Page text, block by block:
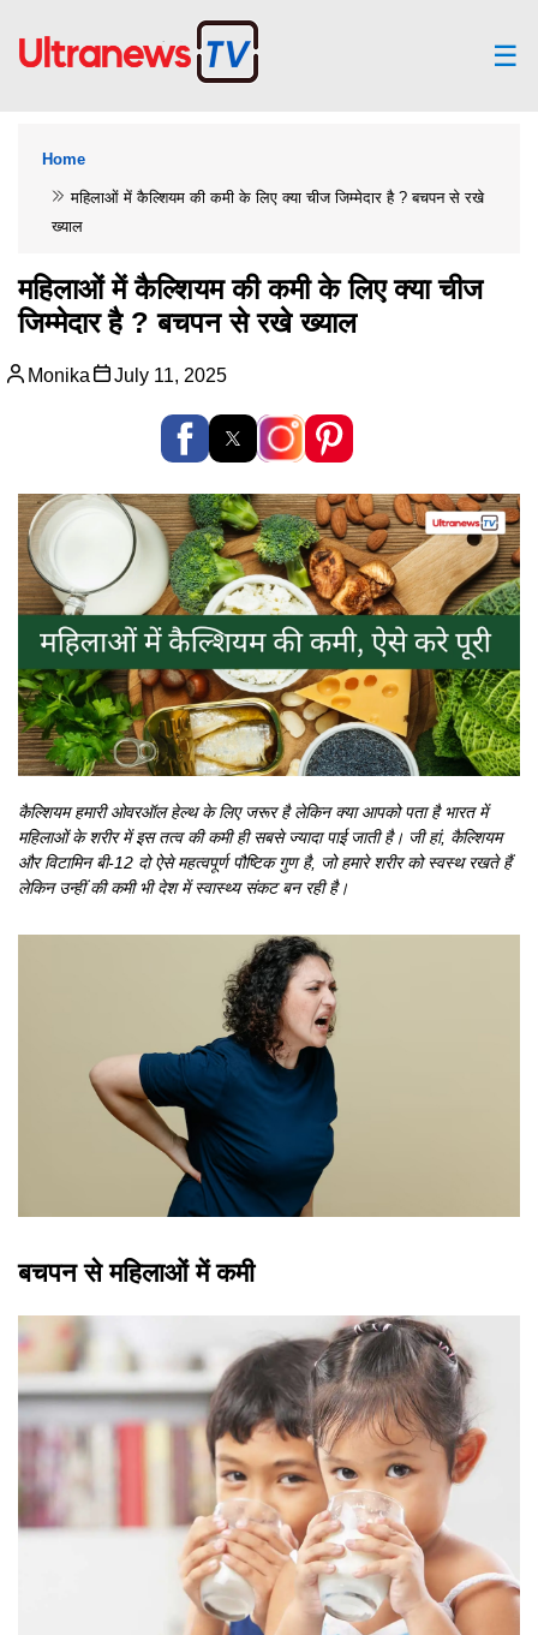
☰
Home
महिलाओं में कैल्शियम की कमी के लिए क्या चीज जिम्मेदार है ? बचपन से रखे
ख्याल
महिलाओं में कैल्शियम की कमी के लिए क्या चीज
जिम्मेदार है ? बचपन से रखे ख्याल
Monika July 11, 2025
कैल्शियम हमारी ओवरऑल हेल्थ के लिए जरूर है लेकिन क्या आपको पता है भारत में
महिलाओं के शरीर में इस तत्व की कमी ही सबसे ज्यादा पाई जाती है। जी हां, कैल्शियम
और विटामिन बी-12 दो ऐसे महत्वपूर्ण पौष्टिक गुण है, जो हमारे शरीर को स्वस्थ रखते हैं
लेकिन उन्हीं की कमी भी देश में स्वास्थ्य संकट बन रही है।
बचपन से महिलाओं में कमी